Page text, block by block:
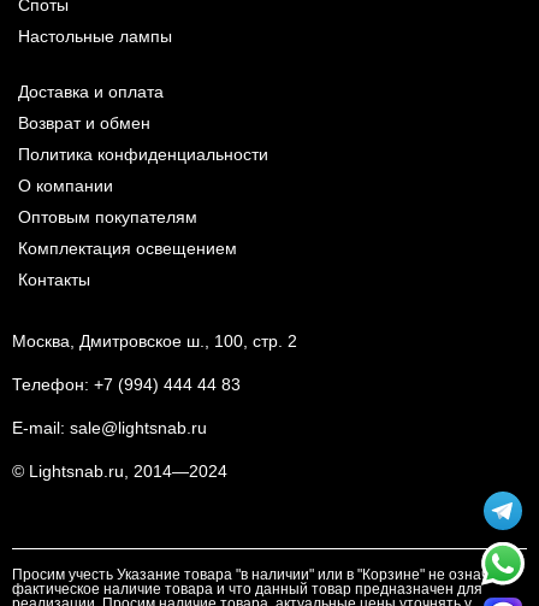
Споты
Настольные лампы
Доставка и оплата
Возврат и обмен
Политика конфиденциальности
О компании
Оптовым покупателям
Комплектация освещением
Контакты
Москва, Дмитровское ш., 100, стр. 2
Телефон: +7 (994) 444 44 83
E-mail: sale@lightsnab.ru
© Lightsnab.ru, 2014—2024
Просим учесть Указание товара "в наличии" или в "Корзине" не означает
фактическое наличие товара и что данный товар предназначен для